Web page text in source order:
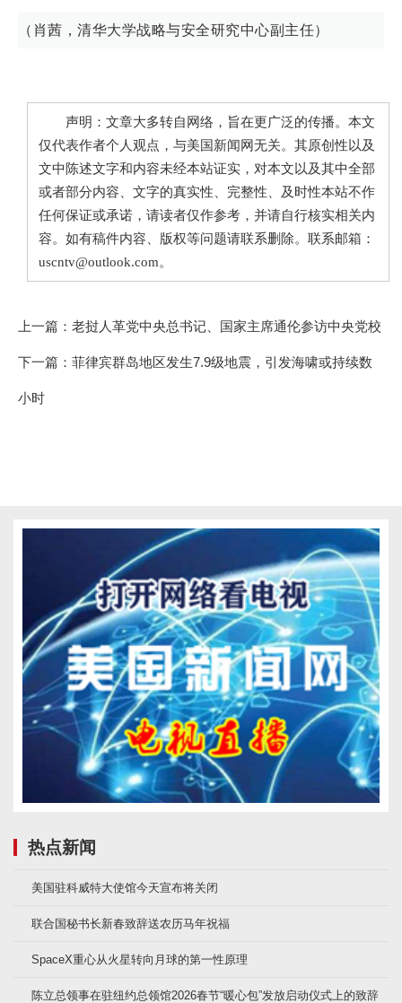
（肖茜，清华大学战略与安全研究中心副主任）
声明：文章大多转自网络，旨在更广泛的传播。本文
仅代表作者个人观点，与美国新闻网无关。其原创性以及
文中陈述文字和内容未经本站证实，对本文以及其中全部
或者部分内容、文字的真实性、完整性、及时性本站不作
任何保证或承诺，请读者仅作参考，并请自行核实相关内
容。如有稿件内容、版权等问题请联系删除。联系邮箱：
uscntv@outlook.com。
上一篇： 老挝人革党中央总书记、国家主席通伦参访中央党校
下一篇： 菲律宾群岛地区发生7.9级地震，引发海啸或持续数
小时
热点新闻
美国驻科威特大使馆今天宣布将关闭
联合国秘书长新春致辞送农历马年祝福
SpaceX重心从火星转向月球的第一性原理
陈立总领事在驻纽约总领馆2026春节“暖心包”发放启动仪式上的致辞